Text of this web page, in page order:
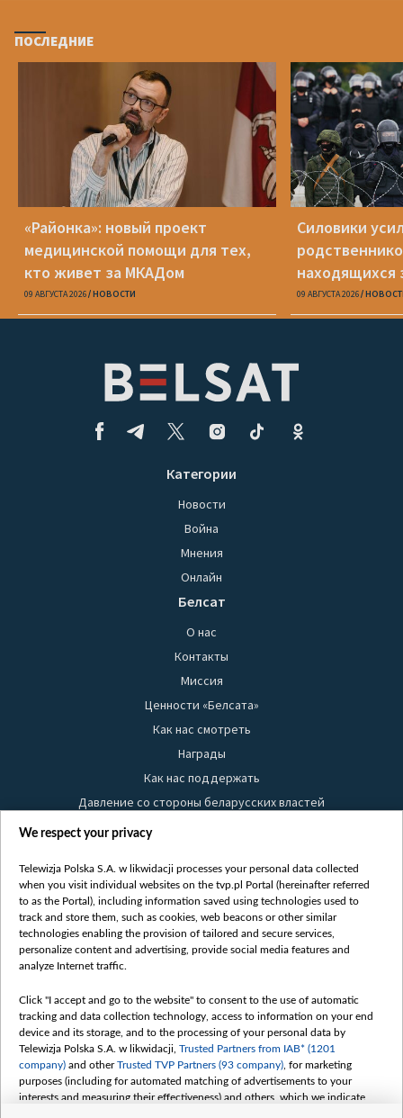
ПОСЛЕДНИЕ
«Районка»: новый проект
медицинской помощи для тех,
кто живет за МКАДом
09 АВГУСТА 2026 НОВОСТИ
Силовики
находящихся
09 АВГУСТА 2026
Категории
Новости
Война
Мнения
Онлайн
Белсат
О нас
Контакты
Миссия
Ценности «Белсата»
Как нас смотреть
Награды
Как нас поддержать
Давление со стороны беларусских властей
Правила использования материалов
Безопасность
Youtube
Белсат news
Белсат Life
Belsat English
Biełsat PL
Белсат Now
Белсат Shorts
Белсат History
We respect your privacy
Telewizja Polska S.A. w likwidacji processes your personal data collected
when you visit individual websites on the tvp.pl Portal (hereinafter referred
to as the Portal), including information saved using technologies used to
track and store them, such as cookies, web beacons or other similar
technologies enabling the provision of tailored and secure services,
personalize content and advertising, provide social media features and
analyze Internet traffic.
Click "I accept and go to the website" to consent to the use of automatic
tracking and data collection technology, access to information on your end
device and its storage, and to the processing of your personal data by
Telewizja Polska S.A. w likwidacji, Trusted Partners from IAB* (1201
company) and otherTrusted TVP Partners (93 company) , for marketing
purposes (including for automated matching of advertisements to your
interests and measuring their effectiveness) and others, which we indicate